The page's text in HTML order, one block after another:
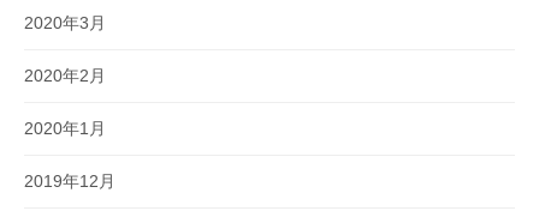
2020年3月
2020年2月
2020年1月
2019年12月